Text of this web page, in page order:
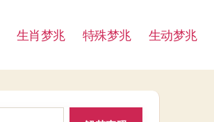
生肖梦兆 特殊梦兆 生动梦兆